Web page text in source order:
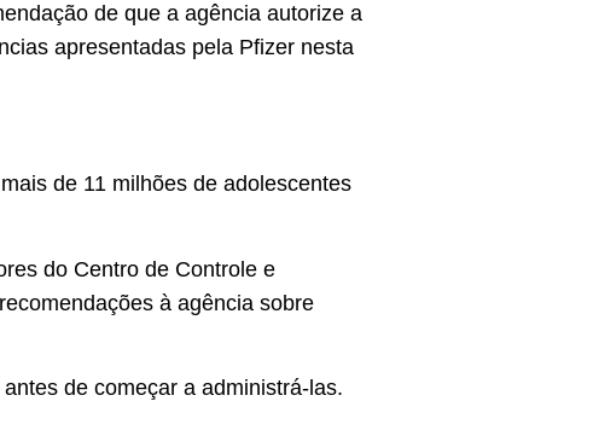
de que a agência autorize a
apresentadas pela Pfizer nesta
de 11 milhões de adolescentes
do Centro de Controle e
à agência sobre
de começar a administrá-las.